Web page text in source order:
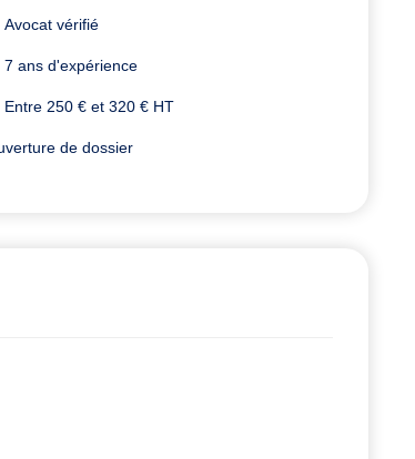
Avocat vérifié
7 ans d'expérience
Entre 250 € et 320 € HT
de dossier